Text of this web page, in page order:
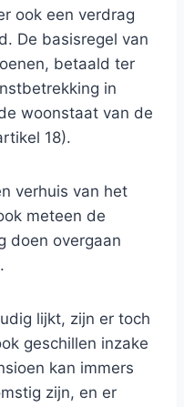
ook een verdrag
De basisregel van
betaald ter
in
woonstaat van de
18).
verhuis van het
meteen de
doen overgaan
lijkt, zijn er toch
geschillen inzake
kan immers
zijn, en er